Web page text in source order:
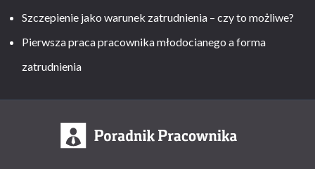
Szczepienie jako warunek zatrudnienia – czy to możliwe?
Pierwsza praca pracownika młodocianego a forma
zatrudnienia